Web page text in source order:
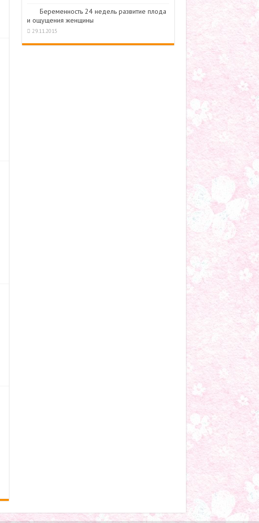
Беременность 24 недель развитие плода
и ощущения женщины
29.11.2015